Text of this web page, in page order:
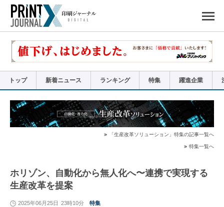
で
リ
トップ 新着ニュース ランキング 特集 躍進企業
「生産改革ソリューション」特集の記事一覧へ
特集一覧へ
ホリゾン、自動化から無人化へ〜連携で実現する
生産改革を提案
2025年06月25日 23時10分 特集